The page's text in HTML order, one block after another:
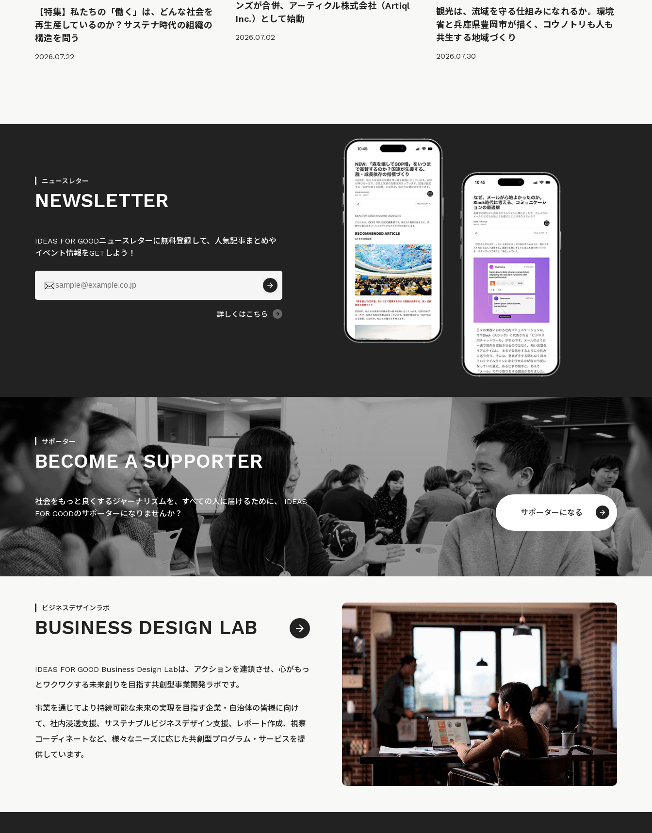
【特集】私たちの「働く」は、どんな社会を
再生産しているのか？サステナ時代の組織の
構造を問う
2026.07.22
ンズが合併、アーティクル株式会社（Artiql
Inc.）として始動
2026.07.02
観光は、流域を守る仕組みになれるか。環境
省と兵庫県豊岡市が描く、コウノトリも人も
共生する地域づくり
2026.07.30
ニュースレター
NEWSLETTER
IDEAS FOR GOODニュースレターに無料登録して、人気記事まとめや
イベント情報をGETしよう！

詳しくはこちら
サポーター
BECOME A SUPPORTER
社会をもっと良くするジャーナリズムを、すべての人に届けるために、 IDEAS
FOR GOODのサポーターになりませんか？
サポーターになる
ビジネスデザインラボ
BUSINESS DESIGN LAB
IDEAS FOR GOOD Business Design Labは、アクションを連鎖させ、心がもっ
とワクワクする未来創りを目指す共創型事業開発ラボです。
事業を通じてより持続可能な未来の実現を目指す企業・自治体の皆様に向け
て、社内浸透支援、サステナブルビジネスデザイン支援、レポート作成、視察
コーディネートなど、様々なニーズに応じた共創型プログラム・サービスを提
供しています。